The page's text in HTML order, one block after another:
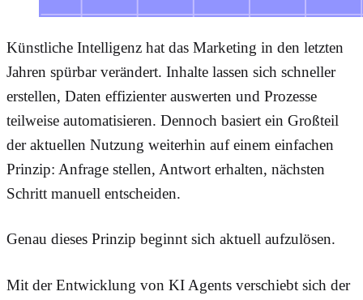
Künstliche Intelligenz hat das Marketing in den letzten
Jahren spürbar verändert. Inhalte lassen sich schneller
erstellen, Daten effizienter auswerten und Prozesse
teilweise automatisieren. Dennoch basiert ein Großteil
der aktuellen Nutzung weiterhin auf einem einfachen
Prinzip: Anfrage stellen, Antwort erhalten, nächsten
Schritt manuell entscheiden.
Genau dieses Prinzip beginnt sich aktuell aufzulösen.
Mit der Entwicklung von KI Agents verschiebt sich der